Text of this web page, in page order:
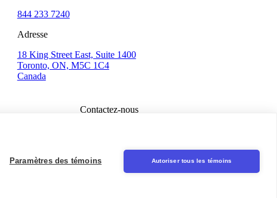
844 233 7240
Adresse
18 King Street East, Suite 1400
Toronto, ON, M5C 1C4
Canada
Contactez-nous
Paramètres des témoins Autoriser tous les témoins